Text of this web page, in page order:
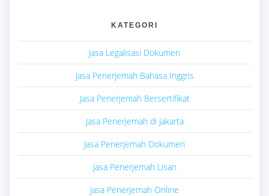
KATEGORI
Jasa Legalisasi Dokumen
Jasa Penerjemah Bahasa Inggris
Jasa Penerjemah Bersertifikat
Jasa Penerjemah di Jakarta
Jasa Penerjemah Dokumen
Jasa Penerjemah Lisan
Jasa Penerjemah Online